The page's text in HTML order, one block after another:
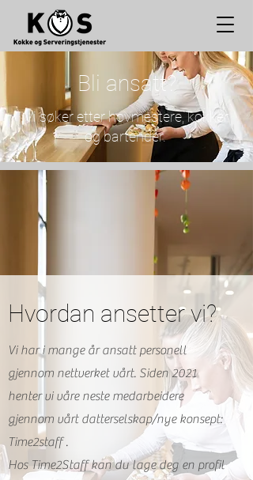
Bli ansatt?
Vi søker etter hovmestere, kokker
og bartender.
Hvordan ansetter vi?
Vi har i mange år ansatt personell
gjennom nettverket vårt. Siden 2021
henter vi våre neste medarbeidere
gjennom vårt datterselskap/nye konsept:
Time2staff .
Hos Time2Staff kan du lage deg en profil